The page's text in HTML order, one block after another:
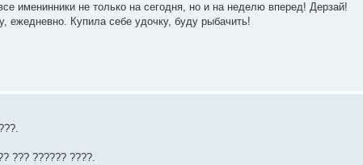
именинники не только на сегодня, но и на неделю вперед! Дерзай!
ежедневно. Купила себе удочку, буду рыбачить!
??? ?????? ????.